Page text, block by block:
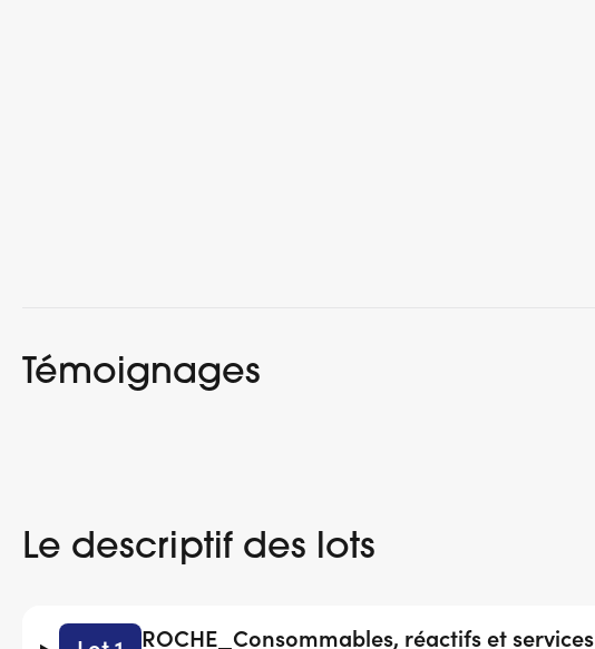
Témoignages
Le descriptif des lots
ROCHE_Consommables, réactifs et services